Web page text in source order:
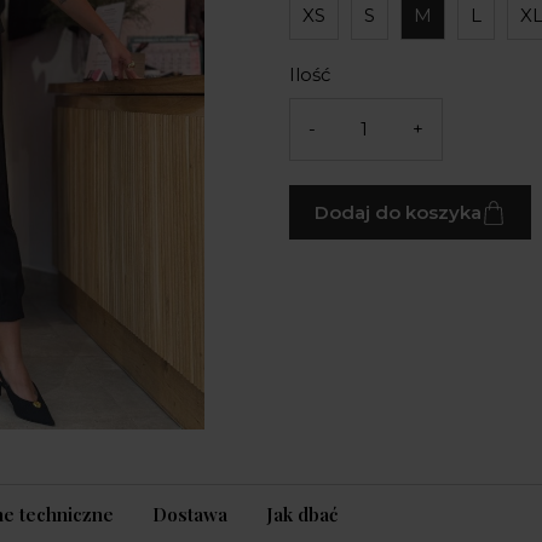
XS S M L XL
Ilość
- +
Dodaj do koszyka
techniczne Dostawa Jak dbać